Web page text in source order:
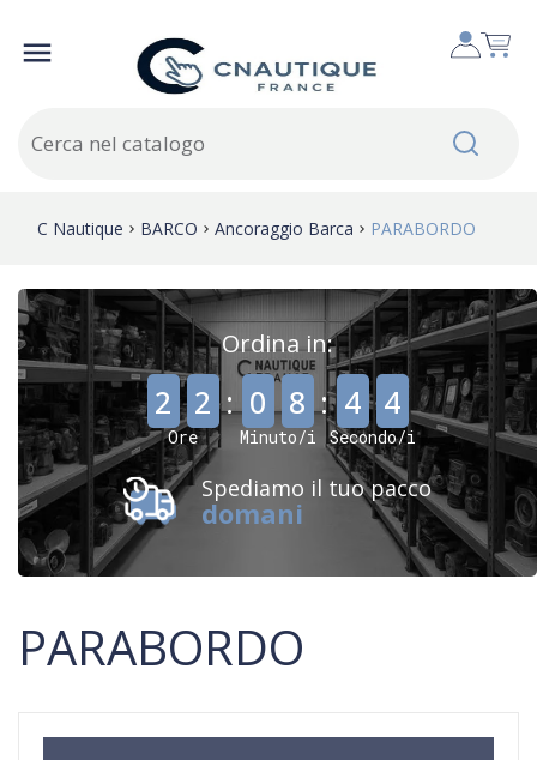

C Nautique BARCO Ancoraggio Barca PARABORDO
Ordina in:
2 2 :
Ore
0 8 :
Minuto/i
, 4 2
Secondo/i
Spediamo il tuo pacco
domani
PARABORDO